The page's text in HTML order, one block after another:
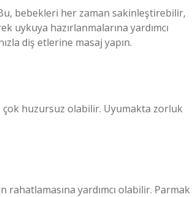
bebekleri her zaman sakinleştirebilir,
uykuya hazırlanmalarına yardımcı
diş etlerine masaj yapın.
çok huzursuz olabilir. Uyumakta zorluk
yardımcı olabilir. Parmak